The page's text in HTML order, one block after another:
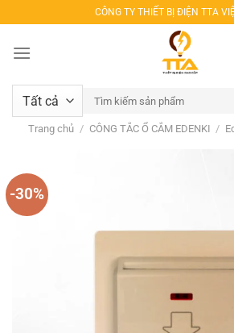
qua
nội
CÔNG TY THIẾT BỊ ĐIỆN TTA
Tìm
kiếm:
Trang chủ / CÔNG TẮC Ổ CẮM EDENKI /
-30%